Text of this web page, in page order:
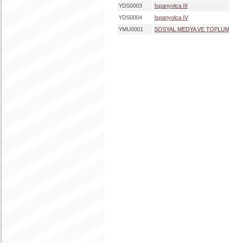
YDS0003
İspanyolca III
YDS0004
İspanyolca IV
YMU0001
SOSYAL MEDYA VE TOPLUM